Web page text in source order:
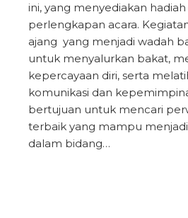
ini, yang menyediakan
perlengkapan acara.
ajang yang menjadi wadah
untuk menyalurkan bakat,
kepercayaan diri, serta
komunikasi dan
bertujuan untuk mencari
terbaik yang mampu
dalam bidang…